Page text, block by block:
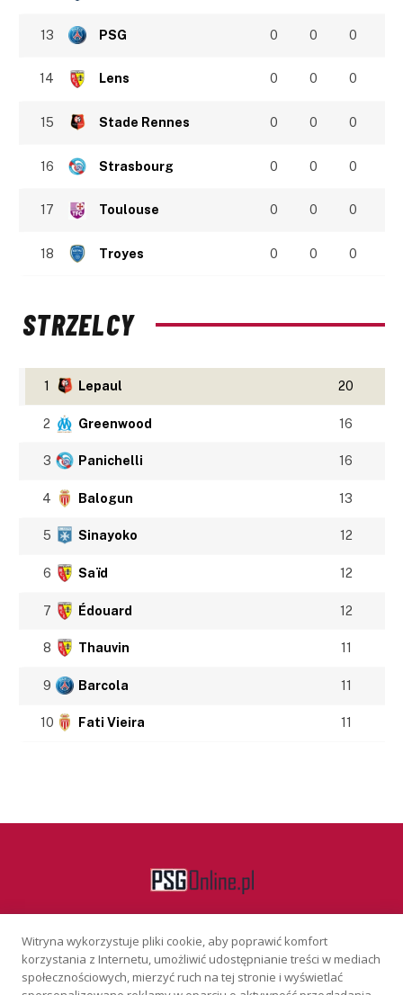
13 PSG 0 0 0
14 Lens 0 0 0
15 Stade Rennes 0 0 0
16 Strasbourg 0 0 0
17 Toulouse 0 0 0
18 Troyes 0 0 0
STRZELCY
1 Lepaul 20
2 Greenwood 16
3 Panichelli 16
4 Balogun 13
5 Sinayoko 12
6 Saïd 12
7 Édouard 12
8 Thauvin 11
9 Barcola 11
10 Fati Vieira 11
Facebook
Witryna wykorzystuje pliki cookie, aby poprawić komfort
korzystania z Internetu, umożliwić udostępnianie treści w mediach
społecznościowych, mierzyć ruch na tej stronie i wyświetlać